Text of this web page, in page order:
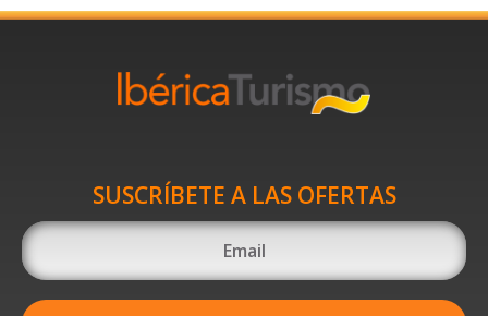
SUSCRÍBETE A LAS OFERTAS